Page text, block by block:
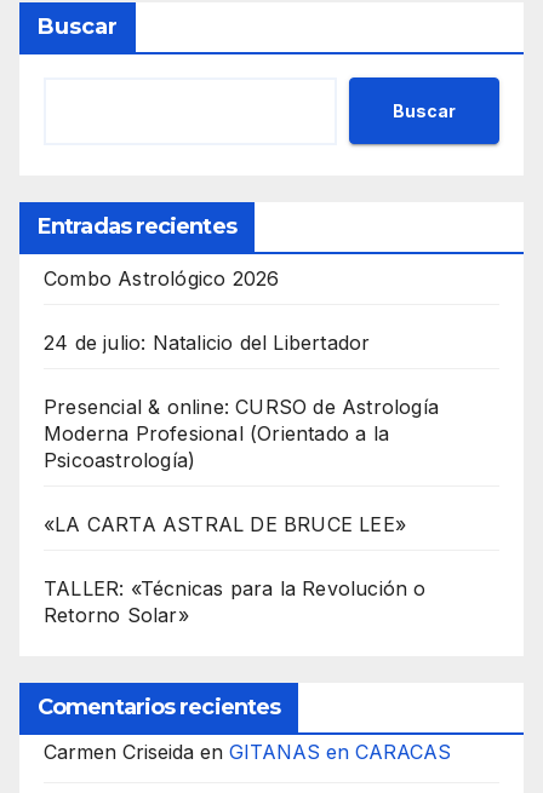
Buscar
Buscar
Entradas recientes
Combo Astrológico 2026
24 de julio: Natalicio del Libertador
Presencial & online: CURSO de Astrología
Moderna Profesional (Orientado a la
Psicoastrología)
«LA CARTA ASTRAL DE BRUCE LEE»
TALLER: «Técnicas para la Revolución o
Retorno Solar»
Comentarios recientes
Carmen Criseida en GITANAS en CARACAS